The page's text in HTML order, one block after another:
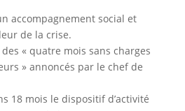
accompagnement social et
de la crise.
« quatre mois sans charges
» annoncés par le chef de
18 mois le dispositif d’activité